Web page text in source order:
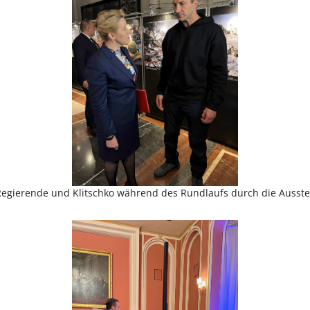
und Klitschko während des Rundlaufs durch die